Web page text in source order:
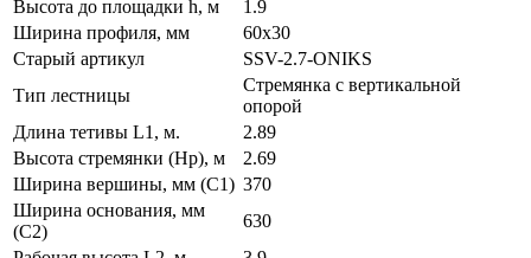
Высота до площадки h, м
1.9
Ширина профиля, мм
60х30
Старый артикул
SSV-2.7-ONIKS
Тип лестницы
Стремянка с вертикальной
опорой
Длина тетивы L1, м.
2.89
Высота стремянки (Hр), м
2.69
Ширина вершины, мм (С1) 370
Ширина основания, мм
(С2)
630